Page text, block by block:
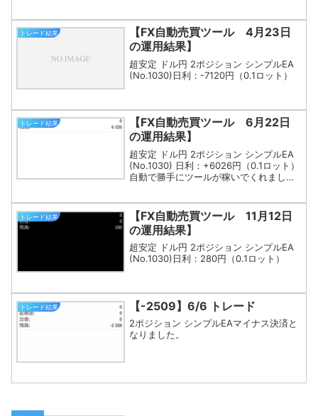
トレード結果
【FX自動売買ツール 4月23日
の運用結果】
超安定 ドル円 2ポジション シンプルEA
(No.1030)日利：-7120円（0.1ロット）
トレード結果
【FX自動売買ツール 6月22日
の運用結果】
超安定 ドル円 2ポジション シンプルEA
(No.1030) 日利：+6026円（0.1ロット）
自動で勝手にツールが稼いでくれました
トレード結果
【FX自動売買ツール 11月12日
の運用結果】
超安定 ドル円 2ポジション シンプルEA
(No.1030)日利：280円（0.1ロット）
トレード結果 【-2509】6/6 トレード
2ポジション シンプルEAマイナス決済と
なりました。